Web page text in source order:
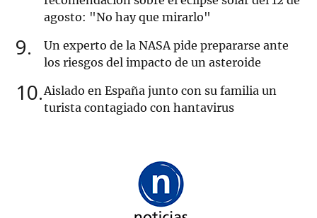
agosto: "No hay que mirarlo"
9
Un experto de la NASA pide prepararse ante
los riesgos del impacto de un asteroide
10 Aislado en España junto con su familia un
turista contagiado con hantavirus